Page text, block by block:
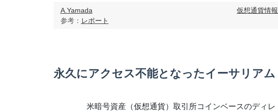
A.Yamada
参考： レポート
仮想通貨情報
永久にアクセス不能となったイーサリアム
米暗号資産（仮想通貨）取引所コインベースのディレ